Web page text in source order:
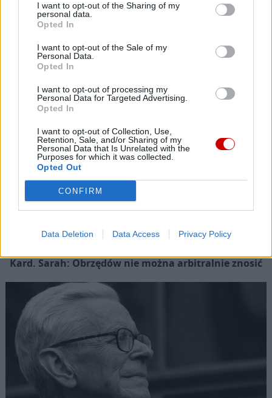
I want to opt-out of the Sharing of my
personal data.
Opted In
I want to opt-out of the Sale of my
Personal Data.
Opted In
I want to opt-out of processing my
Personal Data for Targeted Advertising.
Opted In
I want to opt-out of Collection, Use,
Retention, Sale, and/or Sharing of my
Personal Data that Is Unrelated with the
Purposes for which it was collected.
Opted Out
CONFIRM
Data Deletion Data Access Privacy Policy
07 sierpnia 2026 | 18:10
Od 10 sierpnia zapisy na liturgie pod przewodnictwem papieża
Popularne
Kard. Sarah: Obrzędów nie można arbitralnie znosić